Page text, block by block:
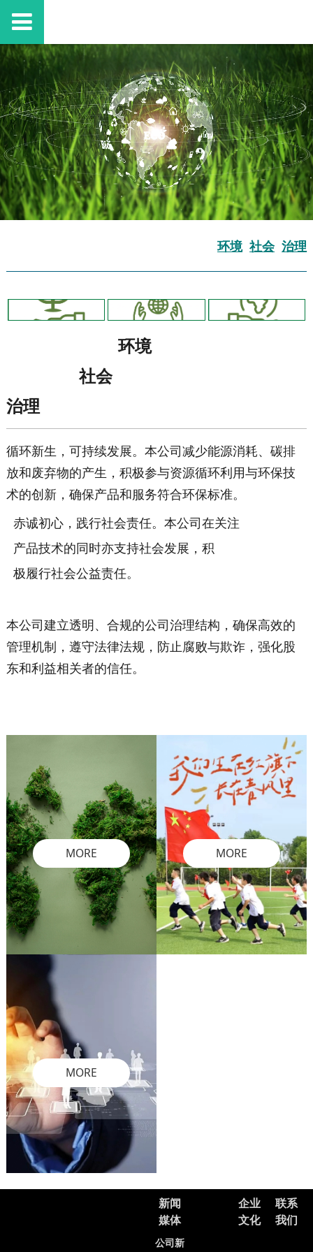
环境 社会 治理
环境
社会
治理
循环新生，可持续发展。本公司减少能源消耗、碳排
放和废弃物的产生， 积极参与资源循环利用与环保技
术的创新，确保产品和服务符合环保标准。
赤诚初心，践行社会责任。本公司在关注
产品技术的 同时亦支持社会发展， 积
极履行社会公益责任。
本公司建立透明、合规的公司治理结构，确保高效的
管理机制，遵守法律法规，防止腐败与欺诈， 强化股
东和利益相关者的信任。
MORE MORE
MORE
新闻
媒体
公司新
企业
文化
联系
我们